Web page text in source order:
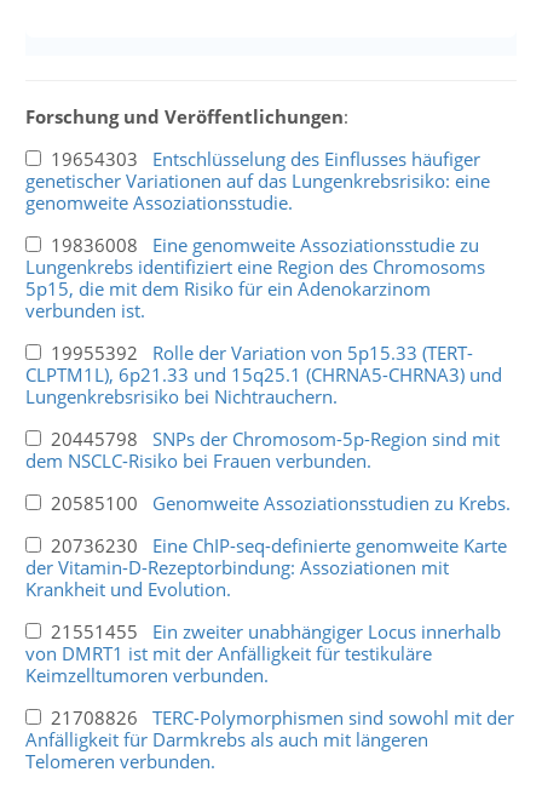
Forschung und Veröffentlichungen:
19654303 Entschlüsselung des Einflusses häufiger
genetischer Variationen auf das Lungenkrebsrisiko: eine
genomweite Assoziationsstudie.
19836008 Eine genomweite Assoziationsstudie zu
Lungenkrebs identifiziert eine Region des Chromosoms
5p15, die mit dem Risiko für ein Adenokarzinom
verbunden ist.
19955392 Rolle der Variation von 5p15.33 (TERT-
CLPTM1L), 6p21.33 und 15q25.1 (CHRNA5-CHRNA3) und
Lungenkrebsrisiko bei Nichtrauchern.
20445798 SNPs der Chromosom-5p-Region sind mit
dem NSCLC-Risiko bei Frauen verbunden.
20585100 Genomweite Assoziationsstudien zu Krebs.
20736230 Eine ChIP-seq-definierte genomweite Karte
der Vitamin-D-Rezeptorbindung: Assoziationen mit
Krankheit und Evolution.
21551455 Ein zweiter unabhängiger Locus innerhalb
von DMRT1 ist mit der Anfälligkeit für testikuläre
Keimzelltumoren verbunden.
21708826 TERC-Polymorphismen sind sowohl mit der
Anfälligkeit für Darmkrebs als auch mit längeren
Telomeren verbunden.